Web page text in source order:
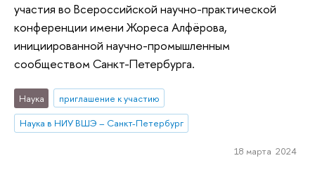
участия во Всероссийской научно-практической
конференции имени Жореса Алфёрова,
инициированной научно-промышленным
сообществом Санкт-Петербурга.
Наука
приглашение к участию
Наука в НИУ ВШЭ – Санкт-Петербург
18 марта 2024